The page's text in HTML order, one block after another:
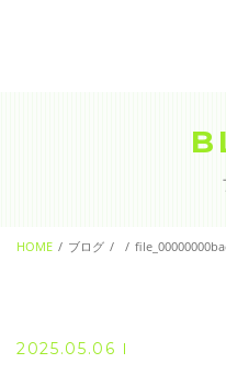
HOME ブログ
2025.05.06